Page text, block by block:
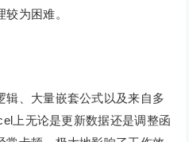
为困难。
辑、大量嵌套公式以及来自多
上无论是更新数据还是调整函